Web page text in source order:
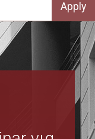
Apply